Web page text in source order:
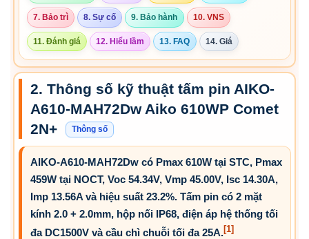
7. Bảo trì 8. Sự cố 9. Bảo hành 10. VNS
11. Đánh giá 12. Hiểu lầm 13. FAQ 14. Giá
2. Thông số kỹ thuật tấm pin AIKO-
A610-MAH72Dw Aiko 610WP Comet
2N+
Thông số
AIKO-A610-MAH72Dw có Pmax 610W tại STC, Pmax
459W tại NOCT, Voc 54.34V, Vmp 45.00V, Isc 14.30A,
Imp 13.56A và hiệu suất 23.2%. Tấm pin có 2 mặt
kính 2.0 + 2.0mm, hộp nối IP68, điện áp hệ thống tối
đa DC1500V và cầu chì chuỗi tối đa 25A.[1]